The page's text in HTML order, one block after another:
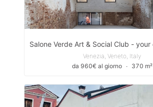
Venezia, Veneto, Italy
da 960€ al giorno
∙ 370 m²